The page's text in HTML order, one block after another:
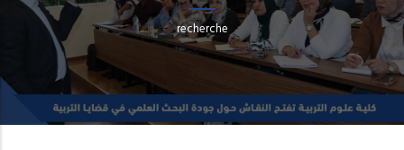
recherche